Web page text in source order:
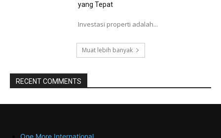
yang Tepat
Investasi properti adalah...
Muat lebih banyak
RECENT COMMENTS
One More International